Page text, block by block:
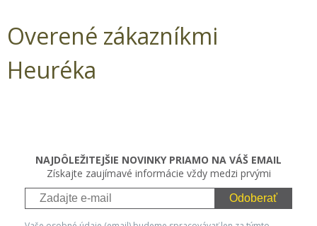
Overené zákazníkmi
Heuréka
NAJDÔLEŽITEJŠIE NOVINKY PRIAMO NA VÁŠ EMAIL
Získajte zaujímavé informácie vždy medzi prvými
Odoberať